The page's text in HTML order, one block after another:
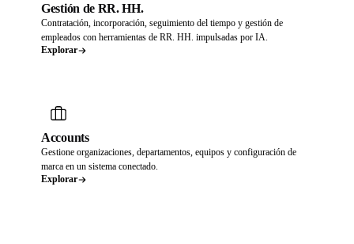
Gestión de RR. HH.
Contratación, incorporación, seguimiento del tiempo y gestión de
empleados con herramientas de RR. HH. impulsadas por IA.
Explorar
Accounts
Gestione organizaciones, departamentos, equipos y configuración de
marca en un sistema conectado.
Explorar